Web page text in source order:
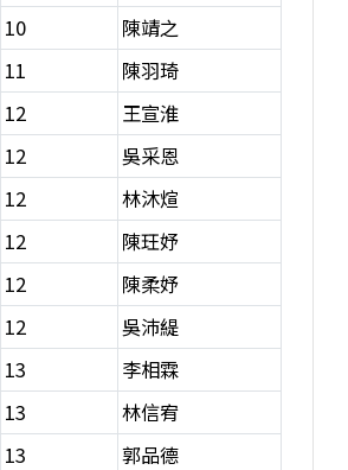
10
陳靖之
11
陳羽琦
12
王宣淮
12
吳采恩
12
林沐煊
12
陳玨妤
12
陳柔妤
12
吳沛緹
13
李相霖
13
林信宥
13
郭品德